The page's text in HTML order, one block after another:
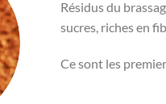
Résidus du
sucres, riches en
Ce sont les